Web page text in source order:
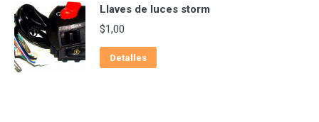
Llaves de luces storm
$1,00
Detalles